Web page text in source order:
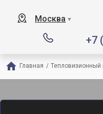
Москва ▼
+7
Главная / Тепловизионный